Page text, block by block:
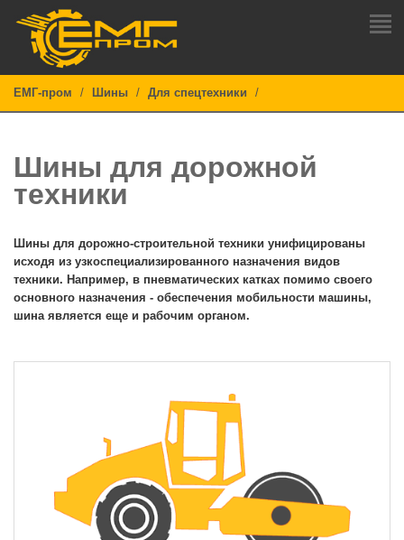
ЕМГ-пром Шины Для спецтехники
Шины для дорожной
техники
Шины для дорожно-строительной техники унифицированы
исходя из узкоспециализированного назначения видов
техники. Например, в пневматических катках помимо своего
основного назначения - обеспечения мобильности машины,
шина является еще и рабочим органом.